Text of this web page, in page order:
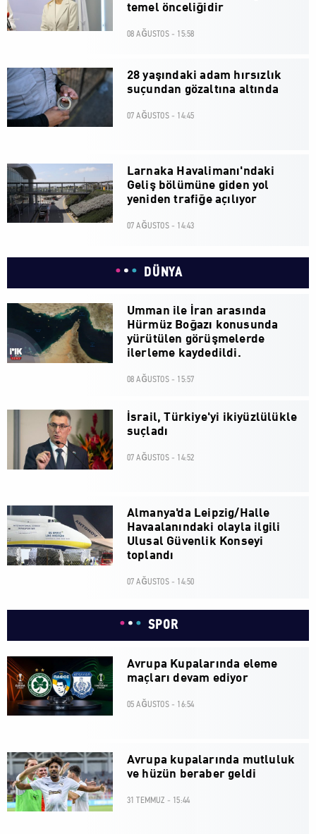
temel önceliğidir
08 AĞUSTOS - 15:58
28 yaşındaki adam hırsızlık
suçundan gözaltına altında
07 AĞUSTOS - 14:45
Larnaka Havalimanı'ndaki
Geliş bölümüne giden yol
yeniden trafiğe açılıyor
07 AĞUSTOS - 14:43
DÜNYA
Umman ile İran arasında
Hürmüz Boğazı konusunda
yürütülen görüşmelerde
ilerleme kaydedildi.
08 AĞUSTOS - 15:57
İsrail, Türkiye'yi ikiyüzlülükle
suçladı
07 AĞUSTOS - 14:52
Almanya'da Leipzig/Halle
Havaalanındaki olayla ilgili
Ulusal Güvenlik Konseyi
toplandı
07 AĞUSTOS - 14:50
SPOR
Avrupa Kupalarında eleme
maçları devam ediyor
05 AĞUSTOS - 16:54
Avrupa kupalarında mutluluk
ve hüzün beraber geldi
31 TEMMUZ - 15:44